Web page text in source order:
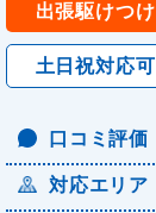
出張駆けつけ
土日祝対応可
口コミ評価
対応エリア